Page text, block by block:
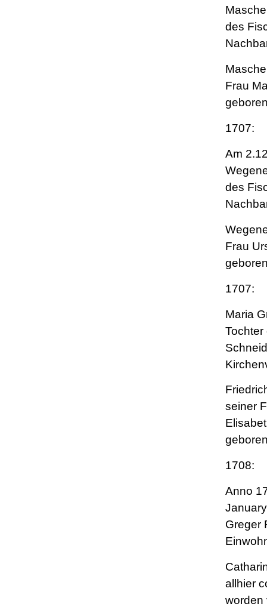
des
Frau
1707:
Am
des
Frau
1707:
Maria
Tochter
seiner
1708:
Anno
Greger
allhier
worden